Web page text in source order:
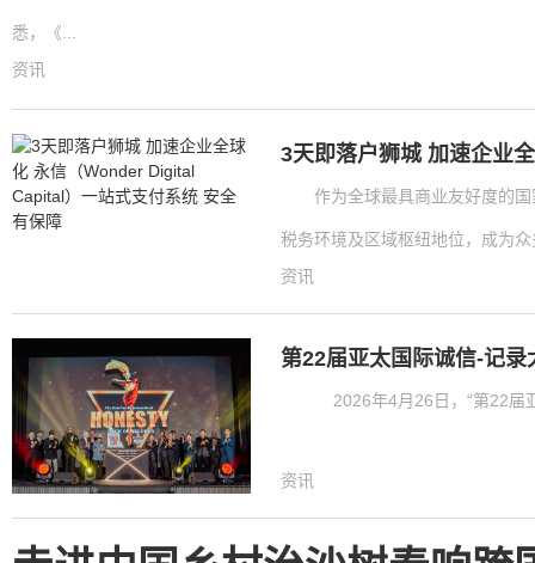
悉，《...
资讯
3天即落户狮城 加速企业
作为全球最具商业友好度的
税务环境及区域枢纽地位，成为
资讯
第22届亚太国际诚信-记
2026年4月26日，“第22届
资讯